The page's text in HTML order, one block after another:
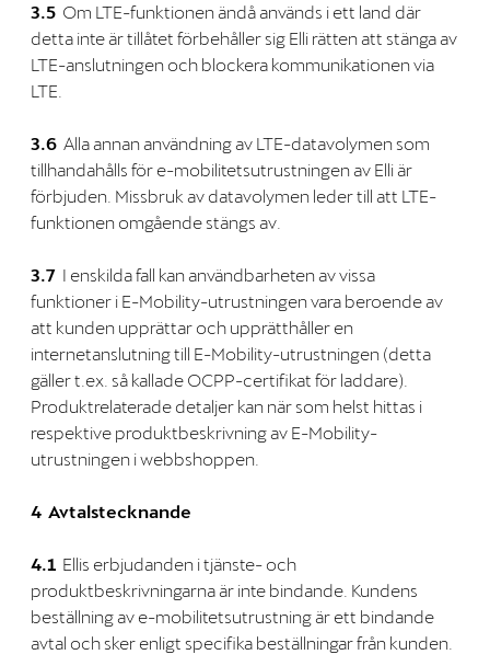
3.5 Om LTE-funktionen ändå används i ett land där
detta inte är tillåtet förbehåller sig Elli rätten att stänga av
LTE-anslutningen och blockera kommunikationen via
LTE.
3.6 Alla annan användning av LTE-datavolymen som
tillhandahålls för e-mobilitetsutrustningen av Elli är
förbjuden. Missbruk av datavolymen leder till att LTE-
funktionen omgående stängs av.
3.7 I enskilda fall kan användbarheten av vissa
funktioner i E-Mobility-utrustningen vara beroende av
att kunden upprättar och upprätthåller en
internetanslutning till E-Mobility-utrustningen (detta
gäller t.ex. så kallade OCPP-certifikat för laddare).
Produktrelaterade detaljer kan när som helst hittas i
respektive produktbeskrivning av E-Mobility-
utrustningen i webbshoppen.
4 Avtalstecknande
4.1 Ellis erbjudanden i tjänste- och
produktbeskrivningarna är inte bindande. Kundens
beställning av e-mobilitetsutrustning är ett bindande
avtal och sker enligt specifika beställningar från kunden.